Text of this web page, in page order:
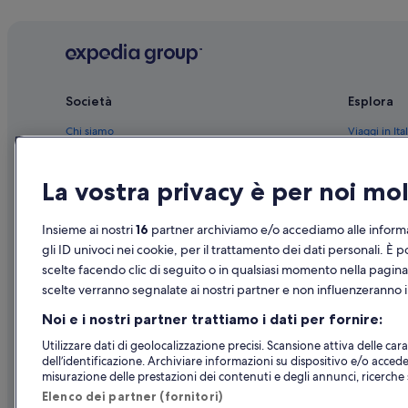
Liverpool: B&B
York: B&B
Londra: Aparthotel
Londra: Appartamenti
Londra: Ostelli
Londra: Cottage
Cambridge: B&B
Oxford: Appartamenti
Oxford: Case private in affitto
Birmingham: B&B
Società
Chi siamo
Aggiungi la tua struttura
Novità e comunicati stampa
Pubblicità
Esplora
Viaggi in
Case
Voli
Noleggio
La vostra privacy è per noi
Insieme ai nostri16 partner archiviamo e/o accediamo alle
gli ID univoci nei cookie, per il trattamento dei dati personali. È
scelte facendo clic di seguito o in qualsiasi momento nella
scelte verranno segnalate ai nostri partner e non influenzeranno
Noi e i nostri partner trattiamo i dati per fornire:
Utilizzare dati di geolocalizzazione precisi. Scansione attiva delle
dell’identificazione. Archiviare informazioni su dispositivo e/o
misurazione delle prestazioni dei contenuti e degli annunci,
Elenco dei partner (fornitori)